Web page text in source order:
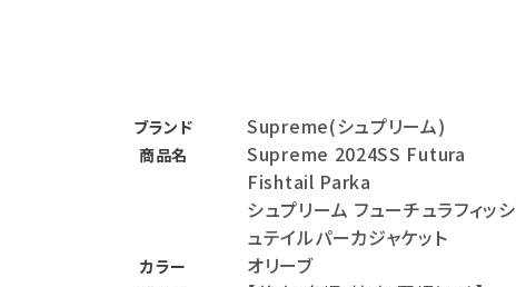
アクセサリーブランド Supreme(シュプリーム)
商品名
Supreme 2024SS Futura
Fishtail Parka
シュプリーム フューチュラフィッシ
ュテイルパーカジャケット
カラー オリーブ